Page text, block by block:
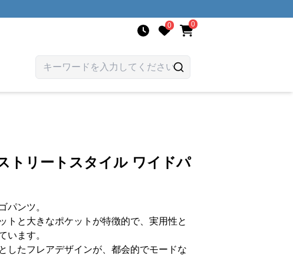
0 0
トリートスタイル ワイドパ
パンツ。
トと大きなポケットが特徴的で、実用性と
います。
したフレアデザインが、都会的でモードな